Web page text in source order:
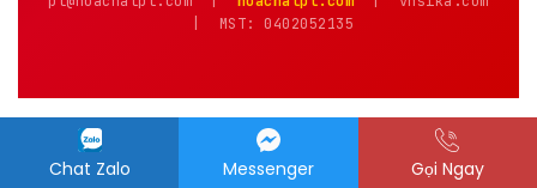
| MST: 0402052135
SẢN PHẨM TƯƠNG TỰ
Chat Zalo Messenger Gọi Ngay